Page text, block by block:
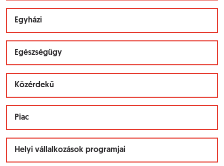
Egyházi
Egészségügy
Közérdekű
Piac
Helyi vállalkozások programjai